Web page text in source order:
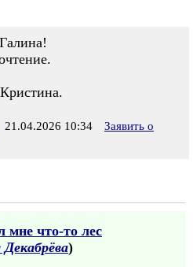
21.04.2026 10:34
Заявить о
мне что-то лес
)